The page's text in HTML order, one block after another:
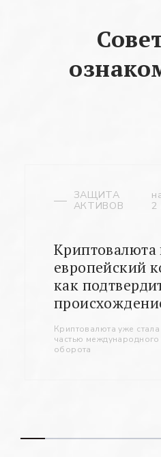
ЗАЩИТА
АКТИВОВ
2
Криптовалюта
европейский
как
Криптовалюта уже
частью
оборота